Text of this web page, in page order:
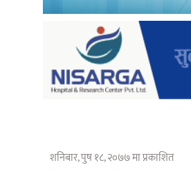
शनिबार, पुष १८, २०७७ मा प्रकाशित